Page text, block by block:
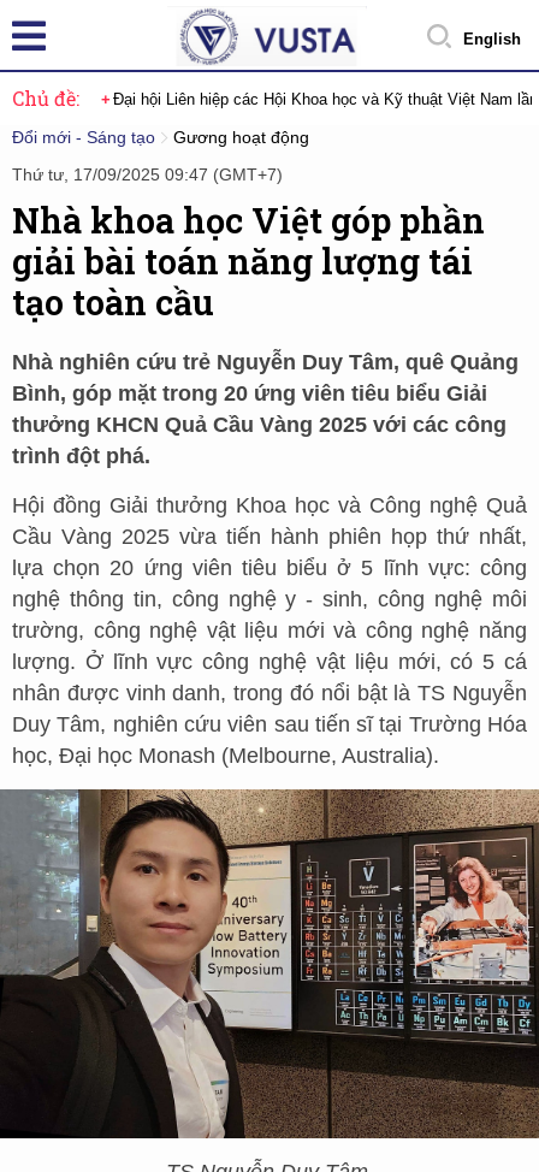
English
Chủ đề: Đại hội Liên hiệp các Hội Khoa học và Kỹ thuật Việt Nam
Đổi mới - Sáng tạo
Gương hoạt động
Thứ tư, 17/09/2025 09:47 (GMT+7)
Nhà khoa học Việt góp phần
giải bài toán năng lượng tái
tạo toàn cầu
Nhà nghiên cứu trẻ Nguyễn Duy Tâm, quê Quảng
Bình, góp mặt trong 20 ứng viên tiêu biểu Giải
thưởng KHCN Quả Cầu Vàng 2025 với các công
trình đột phá.
Hội đồng Giải thưởng Khoa học và Công nghệ Quả
Cầu Vàng 2025 vừa tiến hành phiên họp thứ nhất,
lựa chọn 20 ứng viên tiêu biểu ở 5 lĩnh vực: công
nghệ thông tin, công nghệ y - sinh, công nghệ môi
trường, công nghệ vật liệu mới và công nghệ năng
lượng. Ở lĩnh vực công nghệ vật liệu mới, có 5 cá
nhân được vinh danh, trong đó nổi bật là TS Nguyễn
Duy Tâm, nghiên cứu viên sau tiến sĩ tại Trường Hóa
học, Đại học Monash (Melbourne, Australia).